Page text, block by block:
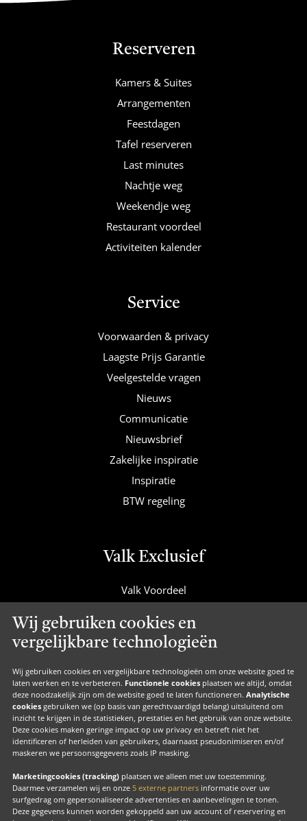
Wij gebruiken cookies en
vergelijkbare technologieën
Wij gebruiken cookies en vergelijkbare technologieën om onze website goed te
laten werken en te verbeteren. Functionele cookies plaatsen we altijd, omdat
deze noodzakelijk zijn om de website goed te laten functioneren. Analytische
cookies gebruiken we (op basis van gerechtvaardigd belang) uitsluitend om
inzicht te krijgen in de statistieken, prestaties en het gebruik van onze website.
Deze cookies maken geringe impact op uw privacy en betreft niet het
identificeren of herleiden van gebruikers, daarnaast pseudonimiseren en/of
maskeren we persoonsgegevens zoals IP masking.
Marketingcookies (tracking) plaatsen we alleen met uw toestemming.
Daarmee verzamelen wij en onze 5 externe partners informatie over uw
surfgedrag om gepersonaliseerde advertenties en aanbevelingen te tonen.
Deze gegevens kunnen worden gekoppeld aan uw account of reservering en
Reserveren
Kamers & Suites
Arrangementen
Feestdagen
Tafel reserveren
Last minutes
Nachtje weg
Weekendje weg
Restaurant voordeel
Activiteiten kalender
Service
Voorwaarden & privacy
Laagste Prijs Garantie
Veelgestelde vragen
Nieuws
Communicatie
Nieuwsbrief
Zakelijke inspiratie
Inspiratie
BTW regeling
Valk Exclusief
Valk Voordeel
Valk Suites
Valk Jobs
Valk Exclusief Membership
Valk Voor Thuis
Valk Exclusief Zakelijk
MVO
Contact
FacebookInstagramLinkedIn